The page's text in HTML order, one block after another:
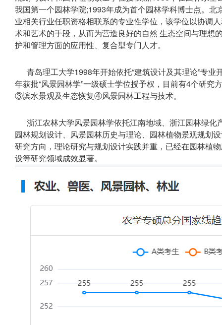
我国第一个园林学院;1993年成为首个园林学科博士点。
业相关行业任职资格相联系的专业性学位，该学位以协调
术和艺术的手段，从而为营造良好的自然 生态空间与理想
护和管理方面的应用性、复合型专门人才。
青岛理工大学1998年开始依托“建筑设计及其理论”专
年获批“风景园林学”一级硕士学位授予权，目前有4个研
③滨水景观及生态恢复④风景园林工程与技术。
浙江农林大学风景园林学依托江南地域、浙江园林绿
园林规划设计、风景园林历史与理论、园林植物景观规划
研究方向，理论研究与规划设计实践并重，已经在园林植
设等研究领域成效显著。